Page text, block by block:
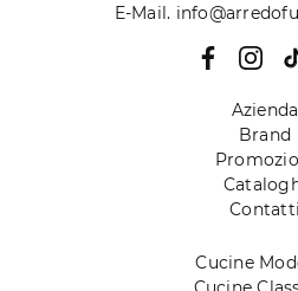
E-Mail.
Azienda
Brand
Contatti
Cucine